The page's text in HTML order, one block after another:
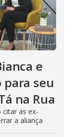
e
para seu
na Rua
citar as ex-
a aliança